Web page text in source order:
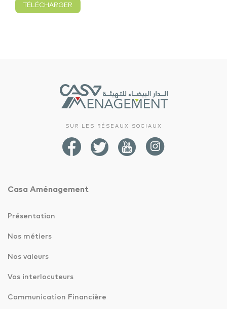
TÉLÉCHARGER
SUR LES RÉSEAUX SOCIAUX
Casa Aménagement
Présentation
Nos métiers
Nos valeurs
Vos interlocuteurs
Communication Financière